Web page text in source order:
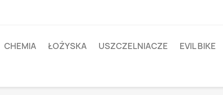
CHEMIA ŁOŻYSKA USZCZELNIACZE EVIL BIKE